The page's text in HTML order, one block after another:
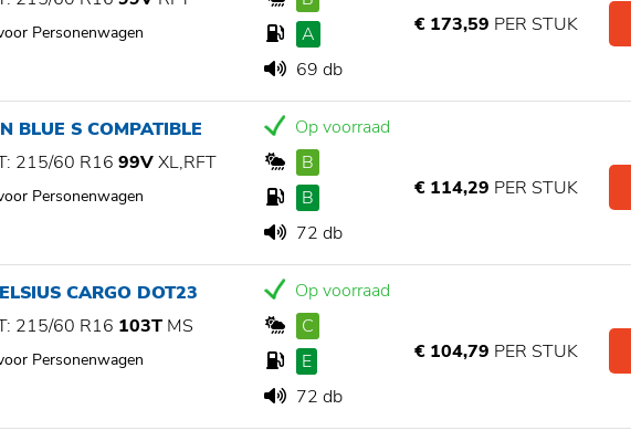
Personenwagen
A
69 db
€ 173,59 PER STUK
BLUE S COMPATIBLE
215/60 R1699VXL,RFT
Personenwagen
Op voorraad
B
B
72 db
€ 114,29 PER STUK
CARGO DOT23
215/60 R16 103T MS
Personenwagen
Op voorraad
C
E
72 db
€ 104,79 PER STUK